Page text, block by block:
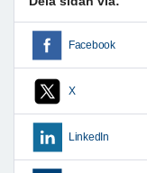
Facebook
X
LinkedIn